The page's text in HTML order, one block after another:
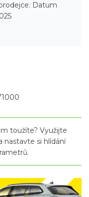
Datum
toužíte? Využijte
nastavte si hlídání